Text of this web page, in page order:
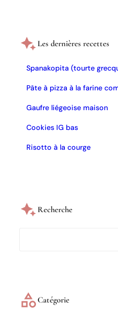
Les dernières recettes
Spanakopita (tourte
Pâte à pizza à la farine
Gaufre liégeoise maison
Cookies IG bas
Risotto à la courge
Recherche
Catégorie